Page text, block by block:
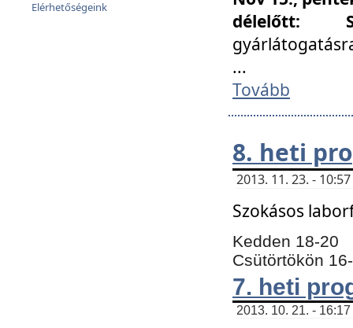
Elérhetőségeink
délelőtt:
...
Tovább
8. heti
2013. 11. 23. -
Szokásos
Kedden 18-20
Csütörtökön
7. heti
2013. 10. 21. -